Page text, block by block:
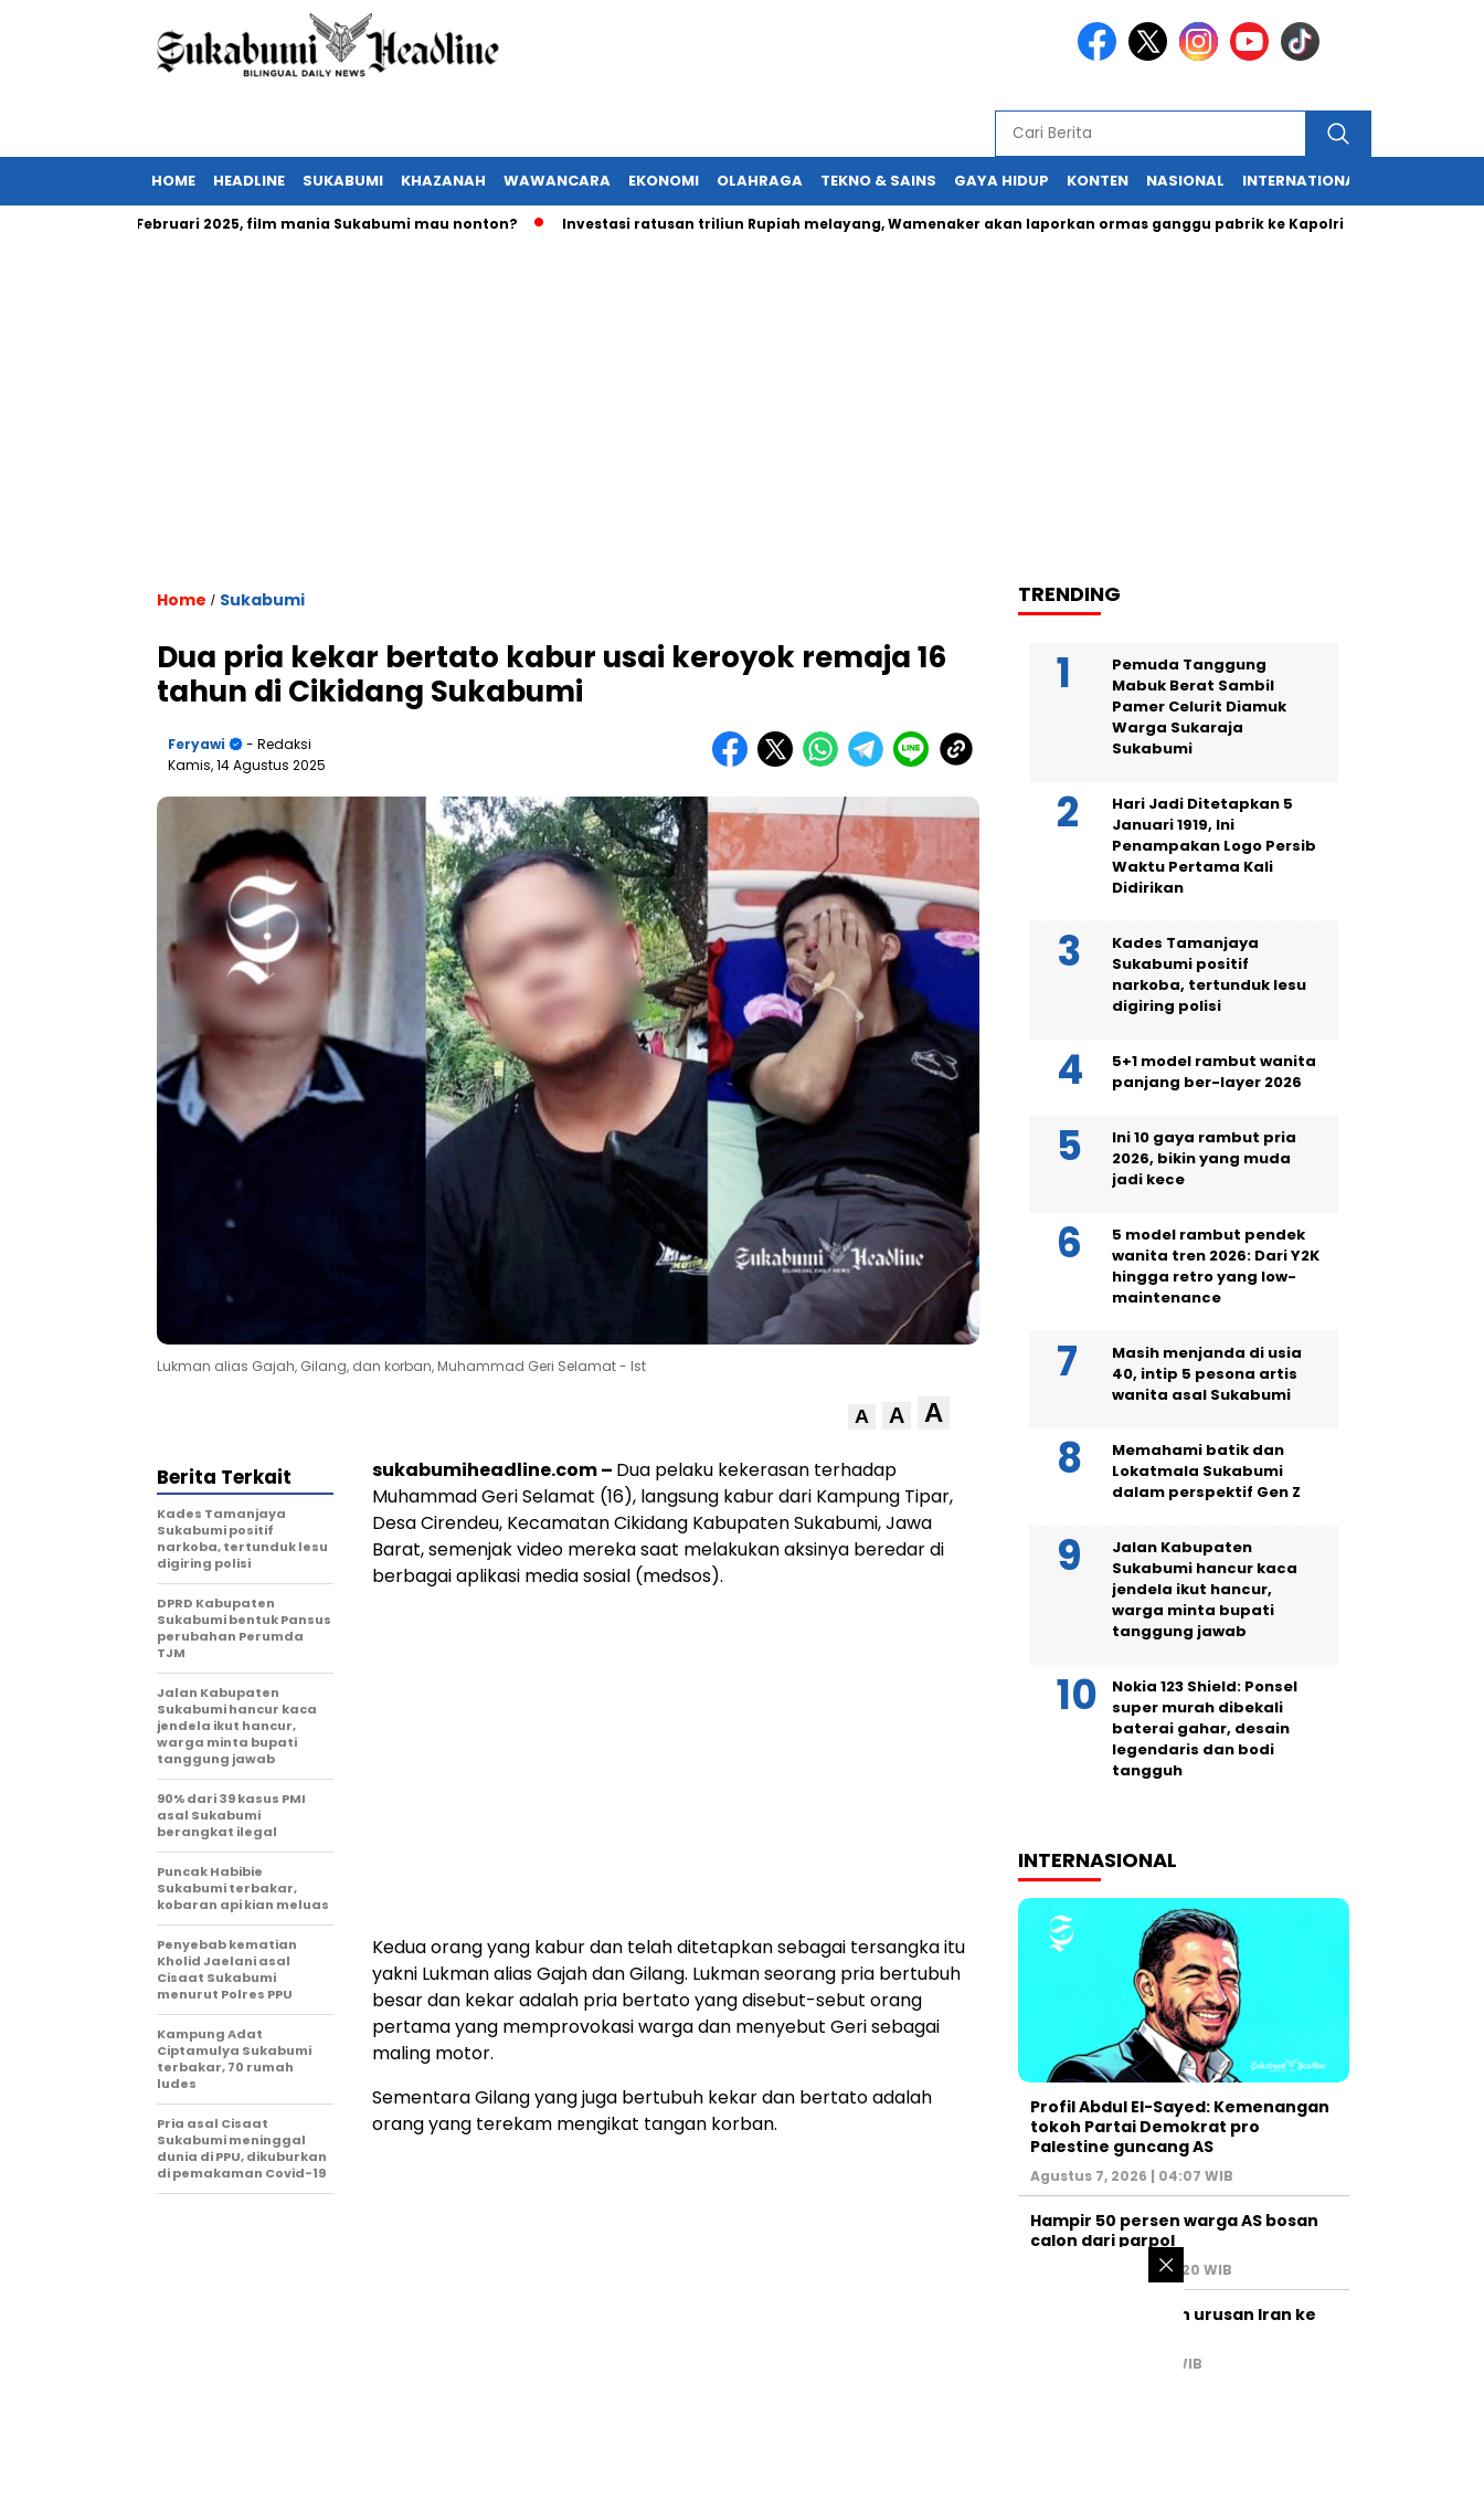
HOME HEADLINE SUKABUMI KHAZANAH WAWANCARA EKONOMI OLAHRAGA TEKNO & SAINS GAYA HIDUP KONTEN NASIONAL INTERNATIONAL
tayang Februari 2025, film mania Sukabumi mau nonton? Investasi ratusan triliun Rupiah melayang, Wamenaker akan laporkan ormas ganggu pabrik ke Kapolri Cabup dan Cawali
Home / Sukabumi
Dua pria kekar bertato kabur usai keroyok remaja 16
tahun di Cikidang Sukabumi
Feryawi
- Redaksi
Kamis, 14 Agustus 2025
Lukman alias Gajah, Gilang, dan korban, Muhammad Geri Selamat - Ist
A A A
sukabumiheadline.com – Dua pelaku kekerasan terhadap
Muhammad Geri Selamat (16), langsung kabur dari Kampung Tipar,
Desa Cirendeu, Kecamatan Cikidang Kabupaten Sukabumi, Jawa
Barat, semenjak video mereka saat melakukan aksinya beredar di
berbagai aplikasi media sosial (medsos).
Kedua orang yang kabur dan telah ditetapkan sebagai tersangka itu
yakni Lukman alias Gajah dan Gilang. Lukman seorang pria bertubuh
besar dan kekar adalah pria bertato yang disebut-sebut orang
pertama yang memprovokasi warga dan menyebut Geri sebagai
maling motor.
Sementara Gilang yang juga bertubuh kekar dan bertato adalah
orang yang terekam mengikat tangan korban.
Berita Terkait
Kades Tamanjaya
Sukabumi positif
narkoba, tertunduk lesu
digiring polisi
DPRD Kabupaten
Sukabumi bentuk Pansus
perubahan Perumda
TJM
Jalan Kabupaten
Sukabumi hancur kaca
jendela ikut hancur,
warga minta bupati
tanggung jawab
90% dari 39 kasus PMI
asal Sukabumi
berangkat ilegal
Puncak Habibie
Sukabumi terbakar,
kobaran api kian meluas
Penyebab kematian
Kholid Jaelani asal
Cisaat Sukabumi
menurut Polres PPU
Kampung Adat
Ciptamulya Sukabumi
terbakar, 70 rumah
ludes
Pria asal Cisaat
Sukabumi meninggal
dunia di PPU, dikuburkan
di pemakaman Covid-19
TRENDING
Pemuda Tanggung
Mabuk Berat Sambil
Pamer Celurit Diamuk
Warga Sukaraja
Sukabumi
Hari Jadi Ditetapkan 5
Januari 1919, Ini
Penampakan Logo Persib
Waktu Pertama Kali
Didirikan
Kades Tamanjaya
Sukabumi positif
narkoba, tertunduk lesu
digiring polisi
5+1 model rambut wanita
panjang ber-layer 2026
Ini 10 gaya rambut pria
2026, bikin yang muda
jadi kece
5 model rambut pendek
wanita tren 2026: Dari Y2K
hingga retro yang low-
maintenance
Masih menjanda di usia
40, intip 5 pesona artis
wanita asal Sukabumi
Memahami batik dan
Lokatmala Sukabumi
dalam perspektif Gen Z
Jalan Kabupaten
Sukabumi hancur kaca
jendela ikut hancur,
warga minta bupati
tanggung jawab
Nokia 123 Shield: Ponsel
super murah dibekali
baterai gahar, desain
legendaris dan bodi
tangguh
INTERNASIONAL
Profil Abdul El-Sayed: Kemenangan
tokoh Partai Demokrat pro
Palestine guncang AS
Agustus 7, 2026 | 04:07 WIB
Hampir 50 persen warga AS bosan
calon dari parpol
Agustus 6, 2026 | 07:20 WIB
PM Israel serahkan urusan Iran ke
Juli 31, 2026 | 02:47 WIB